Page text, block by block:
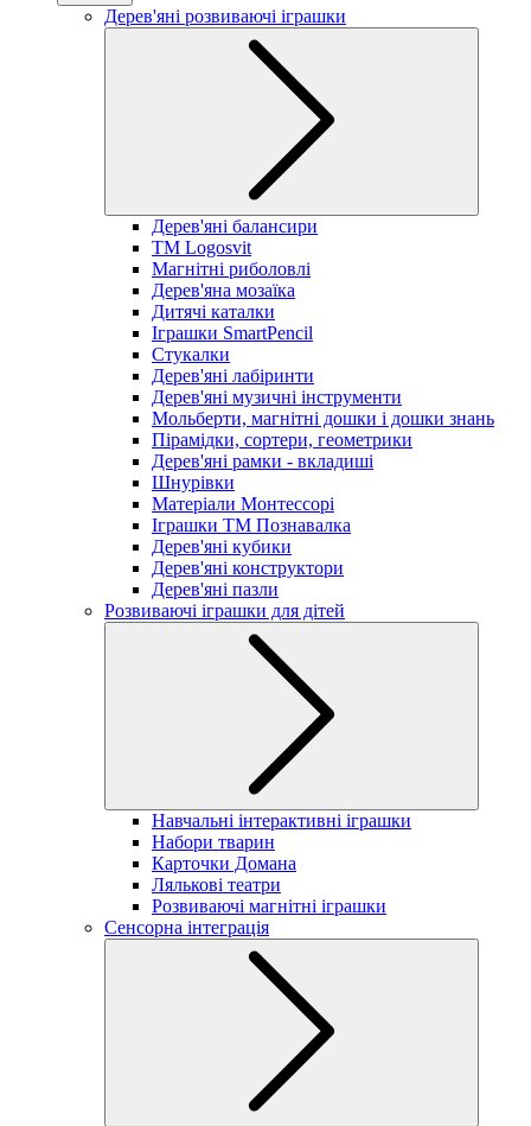
Дерев'яні розвиваючі іграшки
Дерев'яні балансири
TM Logosvit
Магнітні риболовлі
Дерев'яна мозаїка
Дитячі каталки
Іграшки SmartPencil
Стукалки
Дерев'яні лабіринти
Дерев'яні музичні інструменти
Мольберти, магнітні дошки і дошки знань
Пірамідки, сортери, геометрики
Дерев'яні рамки - вкладиші
Шнурівки
Матеріали Монтессорі
Іграшки ТМ Познавалка
Дерев'яні кубики
Дерев'яні конструктори
Дерев'яні пазли
Розвиваючі іграшки для дітей
Навчальні інтерактивні іграшки
Набори тварин
Карточки Домана
Лялькові театри
Розвиваючі магнітні іграшки
Сенсорна інтеграція